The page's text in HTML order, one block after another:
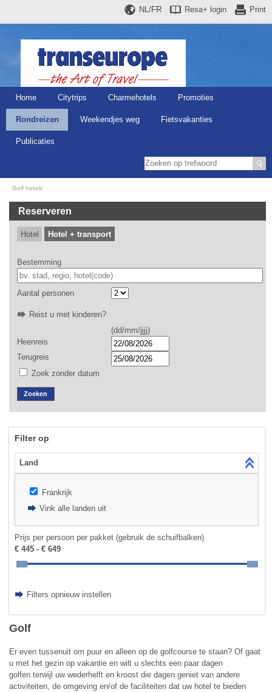
Print
Resa+ login
NL/FR
Home Citytrips Charmehotels Promoties
Rondreizen Weekendjes weg Fietsvakanties
Publicaties
Golf hotels
Reserveren
Hotel Hotel + transport
Bestemming
Aantal personen
Reist u met kinderen?
(dd/mm/jjjj)
Heenreis
Terugreis
Zoek zonder datum
Zoeken
Filter op
Land
Frankrijk
Vink alle landen uit
Prijs per persoon per pakket (gebruik de schuifbalken)
€ 445 - € 649
Filters opnieuw instellen
Golf
Er even tussenuit om puur en alleen op de golfcourse te staan? Of gaat
u met het gezin op vakantie en wilt u slechts een paar dagen
golfen terwijl uw wederhelft en kroost die dagen geniet van andere
activiteiten, de omgeving en/of de faciliteiten dat uw hotel te bieden